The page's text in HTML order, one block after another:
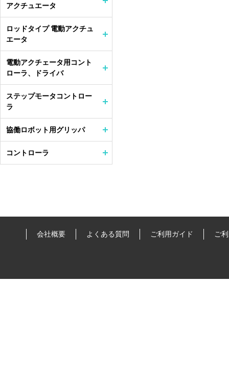
アクチュエータ
ロッドタイプ 電動アクチュ
エータ
電動アクチェータ用コント
ローラ、ドライバ
ステップモータコントロー
ラ
協働ロボット用グリッパ
コントローラ
会社概要 よくある質問 ご利用ガイド ご